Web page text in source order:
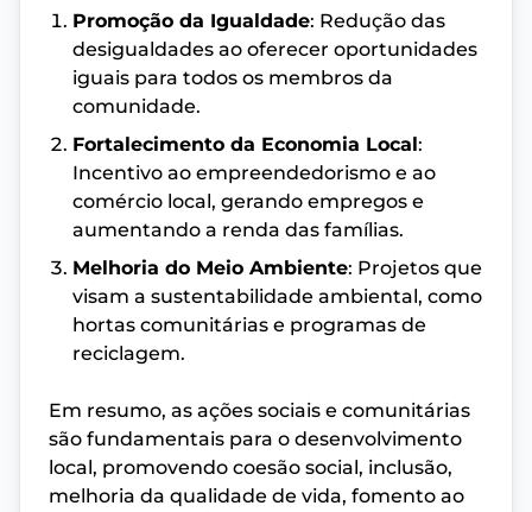
Promoção da Igualdade: Redução das
desigualdades ao oferecer oportunidades
iguais para todos os membros da
comunidade.
Fortalecimento da Economia Local:
Incentivo ao empreendedorismo e ao
comércio local, gerando empregos e
aumentando a renda das famílias.
Melhoria do Meio Ambiente: Projetos que
visam a sustentabilidade ambiental, como
hortas comunitárias e programas de
reciclagem.
Em resumo, as ações sociais e comunitárias
são fundamentais para o desenvolvimento
local, promovendo coesão social, inclusão,
melhoria da qualidade de vida, fomento ao